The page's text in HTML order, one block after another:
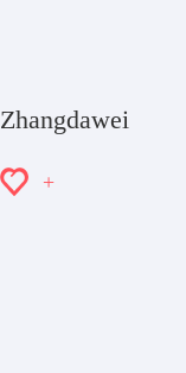
Zhangdawei
+